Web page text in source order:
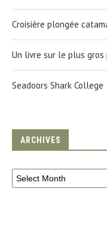
Croisière plongée
Un livre sur le plus gros
Seadoors Shark College
ARCHIVES